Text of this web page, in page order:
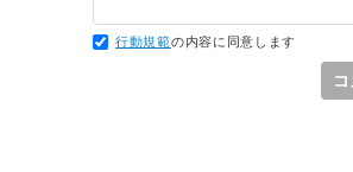
行動規範の内容に同意します